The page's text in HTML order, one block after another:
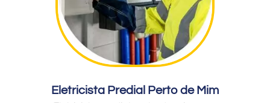
Eletricista Predial Perto de Mim